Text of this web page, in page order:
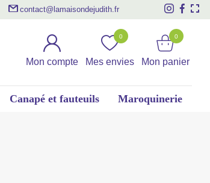
contact@lamaisondejudith.fr
Mon compte Mes envies
0
Mon panier
0
Canapé et fauteuils Maroquinerie